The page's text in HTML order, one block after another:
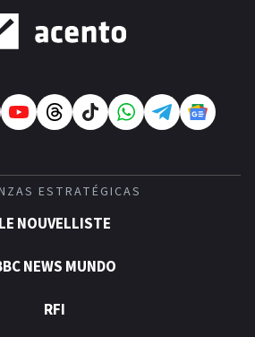
ESTRATÉGICAS
LE NOUVELLISTE
NEWS MUNDO
RFI